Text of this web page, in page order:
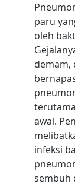
paru
oleh
demam,
awal.
infeksi
sembuh